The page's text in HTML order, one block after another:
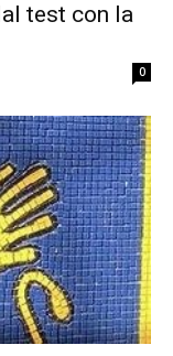
test con la
0